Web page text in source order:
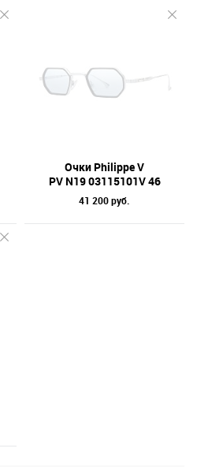
Очки Philippe V
PV N19 03115101V 46
41 200 руб.